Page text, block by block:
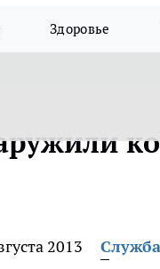
Здоровье
2013